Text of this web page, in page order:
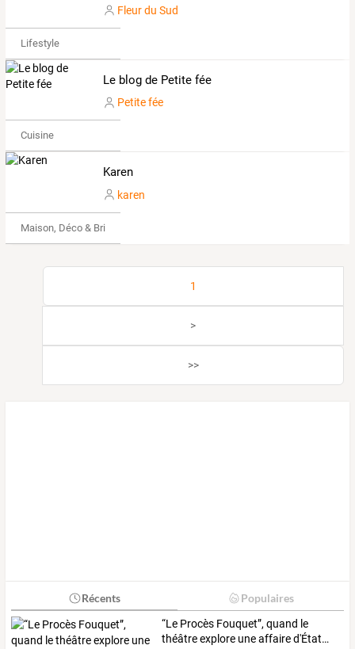
Fleur du Sud
Lifestyle
Le blog de Petite fée
Petite fée
Cuisine
Karen
karen
Maison, Déco & Bricolage
1
>
>>
Récents Populaires
“Le Procès Fouquet”, quand le
théâtreexplore uneaffaired'État…